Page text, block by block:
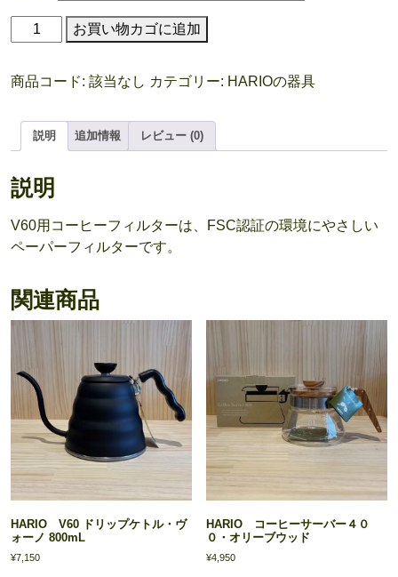
HARIO
V60
コ
ー
ペ
ー
パ
ー
ル
タ
01・
お買い物カゴに追加
商品コード: 該当なし カテゴリー: HARIOの器具
説明 追加情報 レビュー (0)
説明
V60用コーヒーフィルターは、FSC認証の環境にやさしい
ペーパーフィルターです。
関連商品
HARIO V60 ドリップケトル・ヴ
ォーノ 800mL
¥7,150
HARIO コーヒーサーバー４０
０・オリーブウッド
¥4,950